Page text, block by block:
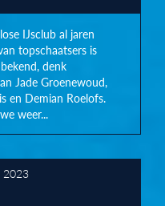
IJsclub al jaren
topschaatsers is
denk
Jade Groenewoud,
en Demian Roelofs.
weer...
2023